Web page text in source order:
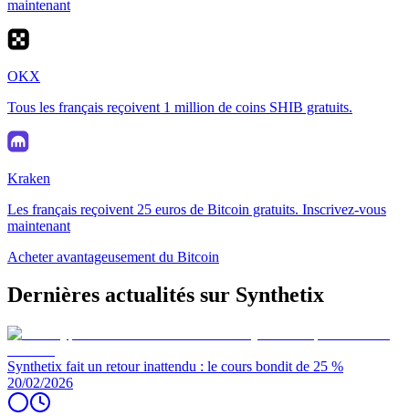
maintenant
OKX
Tous les français reçoivent 1 million de coins SHIB gratuits.
Kraken
Les français reçoivent 25 euros de Bitcoin gratuits. Inscrivez-vous
maintenant
Acheter avantageusement du Bitcoin
Dernières actualités sur Synthetix
Synthetix fait un retour inattendu : le cours bondit de 25 %
20/02/2026